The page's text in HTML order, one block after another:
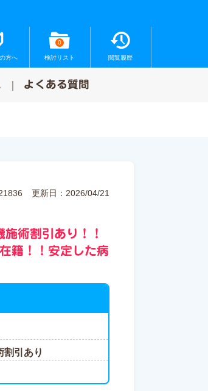
方へ
0
検討リスト 閲覧履歴
よくある質問
更新日：2026/04/21
術割引あり！！
籍！！安定した病
割引あり